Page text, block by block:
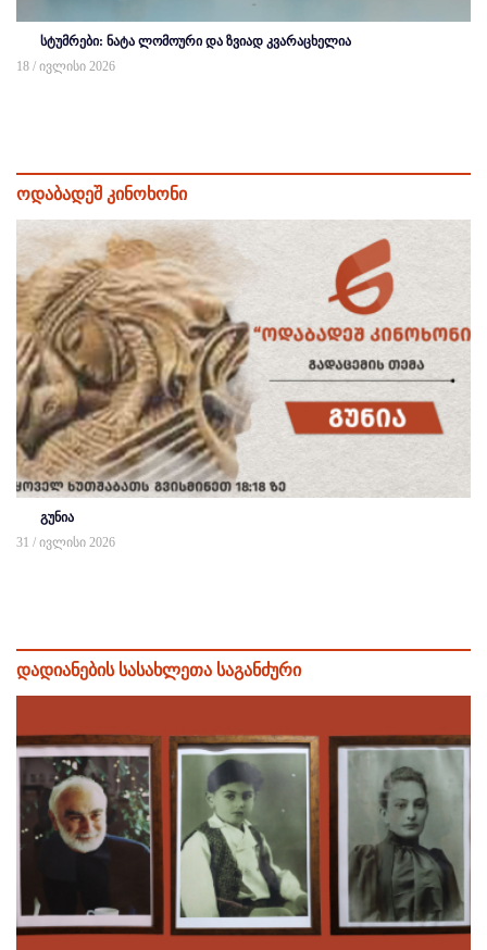
სტუმრები: ნატა ლომოური და ზვიად კვარაცხელია
18 / ივლისი 2026
ოდაბადეშ კინოხონი
გუნია
31 / ივლისი 2026
დადიანების სასახლეთა საგანძური